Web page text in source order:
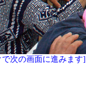
次の画面に進みます]